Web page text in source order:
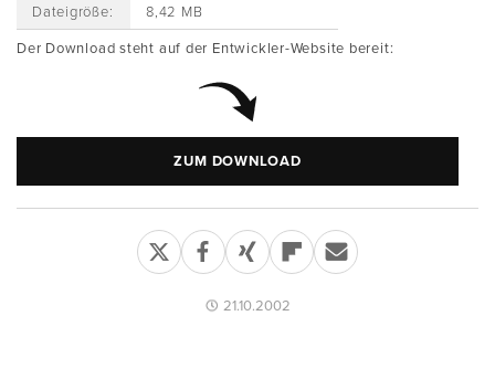
Dateigröße: 8,42 MB
Der Download steht auf der Entwickler-Website bereit:
ZUM DOWNLOAD
21.10.2002